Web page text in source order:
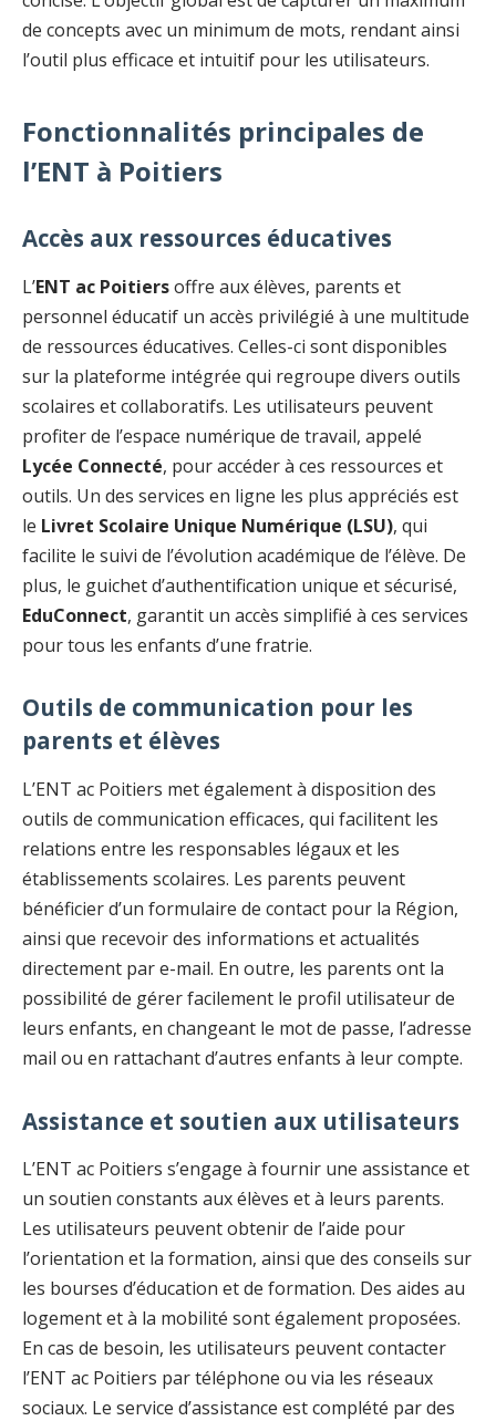
de concepts avec un minimum de mots, rendant ainsi
l’outil plus efficace et intuitif pour les utilisateurs.
Fonctionnalités principales de
l’ENT à Poitiers
Accès aux ressources éducatives
L’ENT ac Poitiersoffre aux élèves, parents et
personnel éducatif un accès privilégié à une multitude
de ressources éducatives. Celles-ci sont disponibles
sur la plateforme intégrée qui regroupe divers outils
scolaires et collaboratifs. Les utilisateurs peuvent
profiter de l’espace numérique de travail, appelé
Lycée Connecté, pour accéder à ces ressources et
outils. Un des services en ligne les plus appréciés est
le Livret Scolaire Unique Numérique (LSU), qui
facilite le suivi de l’évolution académique de l’élève. De
plus, le guichet d’authentification unique et sécurisé,
EduConnect, garantit un accès simplifié à ces services
pour tous les enfants d’une fratrie.
Outils de communication pour les
parents et élèves
L’ENT ac Poitiers met également à disposition des
outils de communication efficaces, qui facilitent les
relations entre les responsables légaux et les
établissements scolaires. Les parents peuvent
bénéficier d’un formulaire de contact pour la Région,
ainsi que recevoir des informations et actualités
directement par e-mail. En outre, les parents ont la
possibilité de gérer facilement le profil utilisateur de
leurs enfants, en changeant le mot de passe, l’adresse
mail ou en rattachant d’autres enfants à leur compte.
Assistance et soutien aux utilisateurs
L’ENT ac Poitiers s’engage à fournir une assistance et
un soutien constants aux élèves et à leurs parents.
Les utilisateurs peuvent obtenir de l’aide pour
l’orientation et la formation, ainsi que des conseils sur
les bourses d’éducation et de formation. Des aides au
logement et à la mobilité sont également proposées.
En cas de besoin, les utilisateurs peuvent contacter
l’ENT ac Poitiers par téléphone ou via les réseaux
sociaux. Le service d’assistance est complété par des